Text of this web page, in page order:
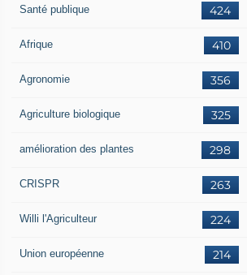
424
Santé publique
410
Afrique
356
Agronomie
325
Agriculture biologique
298
amélioration des plantes
263
CRISPR
224
Willi l'Agriculteur
214
Union européenne